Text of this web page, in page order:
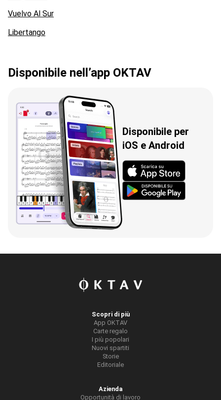
Vuelvo Al Sur
Libertango
Disponibile nell’app OKTAV
Disponibile per
iOS e Android
Scopri di più
App OKTAV
Carte regalo
I più popolari
Nuovi spartiti
Storie
Editoriale
Azienda
Opportunità di lavoro